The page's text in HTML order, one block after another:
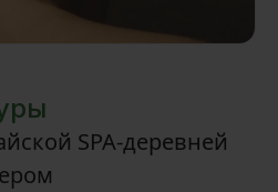
SPA-деревней